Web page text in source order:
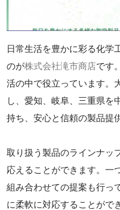
日常生活を豊かに彩る化学
のが株式会社滝市商店です
活の中で役立っています。
し、愛知、岐阜、三重県を
持ち、安心と信頼の製品提
取り扱う製品のラインナッ
応えることができます。一
組み合わせての提案も行っ
に柔軟に対応することがで